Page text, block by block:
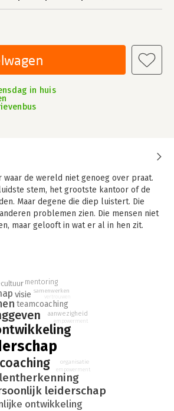
in huis
waar de wereld niet genoeg over praat.
stem, het grootste kantoor of de
Maar degene die diep luistert. Die
problemen zien. Die mensen niet
maar gelooft in wat er al in hen zit.
van de goudsmid laten Ferdi van den
zien hoe leiderschap niet begint
Niet bij systemen bouwen,
herkenbare verhalen uit de praktijk en
einde van elk hoofdstuk.
niet te zoeken. Het is er al — vanbinnen.
coaching
leiderschap
ontwikkeling
teamcoaching
visie
mentoring
samenwerken
aanwezigheid
empowerment
organisatie
empowerment
vertrouwen